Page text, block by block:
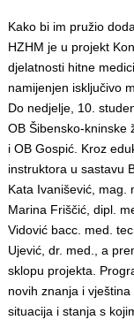
Kako bi im pružio
HZHM je u projekt
djelatnosti hitne
namijenjen isključivo
Do nedjelje, 10.
OB Šibensko-kninske
i OB Gospić. Kroz
instruktora u sastavu
Kata Ivanišević, mag.
Marina Friščić, dipl.
Vidović bacc. med.
Ujević, dr. med., a
sklopu projekta.
novih znanja i
situacija i stanja s